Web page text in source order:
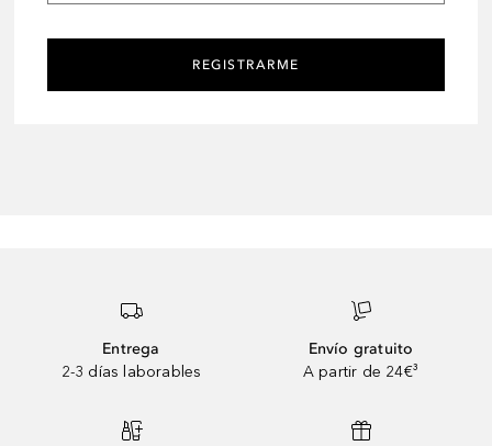
REGISTRARME
Entrega
2-3 días laborables
Envío gratuito
A partir de 24€³